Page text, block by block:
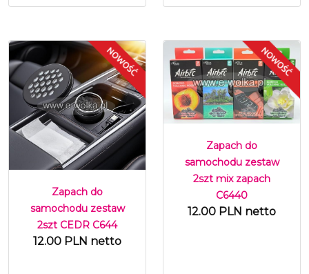
Zapach do
samochodu zestaw
2szt CEDR C644
12.00 PLN netto
Zapach do
samochodu zestaw
2szt mix zapach
C6440
12.00 PLN netto